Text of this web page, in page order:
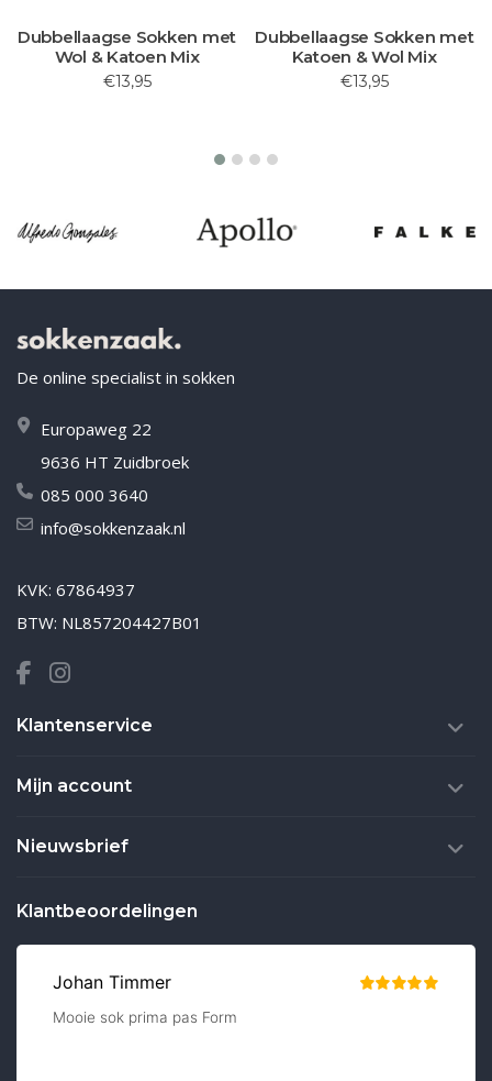
Dubbellaagse Sokken met
Wol & Katoen Mix
€13,95
Dubbellaagse Sokken met
Katoen & Wol Mix
€13,95
De online specialist in sokken
Europaweg 22
9636 HT Zuidbroek
085 000 3640
info@sokkenzaak.nl
KVK: 67864937
BTW: NL857204427B01
Klantenservice
Mijn account
Nieuwsbrief
Klantbeoordelingen